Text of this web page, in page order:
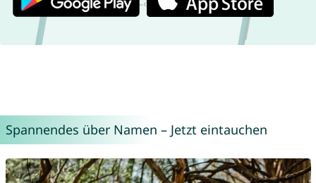
Spannendes über Namen – Jetzt eintauchen